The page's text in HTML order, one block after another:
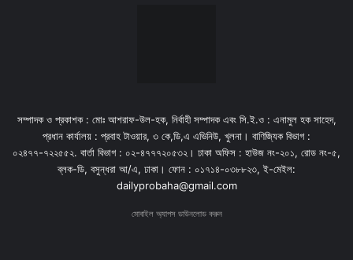
সম্পাদক ও প্রকাশক : মোঃ আশরাফ-উল-হক, নির্বাহী সম্পাদক এবং সি.ই.ও : এনামুল হক সাহেদ,
প্রধান কার্যালয় : প্রবাহ টাওয়ার, ৩ কে,ডি,এ এভিনিউ, খুলনা। বাণিজ্যিক বিভাগ :
০২৪৭৭-৭২২৫৫২. বার্তা বিভাগ : ০২-৪৭৭৭২০৫৩২। ঢাকা অফিস : হাউজ নং-২০১, রোড নং-৫,
ব্লক-ডি, বসুন্ধরা আ/এ, ঢাকা। ফোন : ০১৭১৪-০৩৮৮২৩, ই-মেইল:
dailyprobaha@gmail.com
মোবাইল অ্যাপস ডাউনলোড করুন